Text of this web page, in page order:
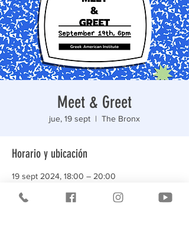
Meet & Greet
jue, 19 sept
  |
The Bronx
Horario y ubicación
19 sept 2024, 18:00 – 20:00
10461, USA